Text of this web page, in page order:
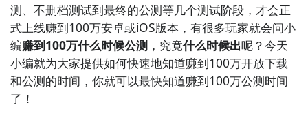
测、不删档测试到最终的公测等几个测试阶段，才会正
式上线赚到100万安卓或iOS版本，有很多玩家就会问小
编赚到100万什么时候公测，究竟什么时候出呢？今天
小编就为大家提供如何快速地知道赚到100万开放下载
和公测的时间，你就可以最快知道赚到100万公测时间
了！